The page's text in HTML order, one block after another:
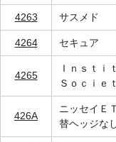
4263 サスメド
4264 セキュア
4265
Ｉｎｓｔ
Ｓｏｃｉｅ
426A
ニッセイＥ
替ヘッジなし